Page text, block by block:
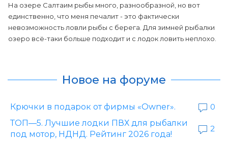
На озере Салтаим рыбы много, разнообразной, но вот
единственно, что меня печалит - это фактически
невозможность ловли рыбы с берега. Для зимней рыбалки
озеро всё-таки больше подходит и с лодок ловить неплохо.
Новое на форуме
Крючки в подарок от фирмы «Owner».
0
ТОП—5. Лучшие лодки ПВХ для рыбалки
под мотор, НДНД. Рейтинг 2026 года!
2